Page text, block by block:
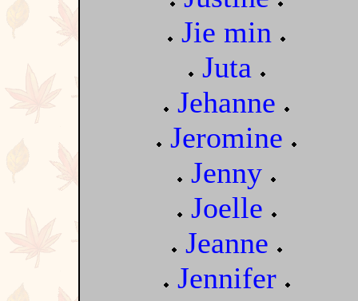
Jie min
Juta
Jehanne
Jeromine
Jenny
Joelle
Jeanne
Jennifer